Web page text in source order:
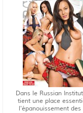
Dans le Russian
tient une place
l'épanouissement des